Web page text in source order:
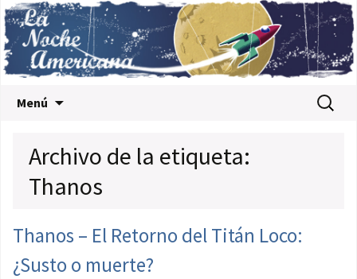
Menú Buscar:
Archivo de la etiqueta:
Thanos
Thanos – El Retorno del Titán Loco:
¿Susto o muerte?